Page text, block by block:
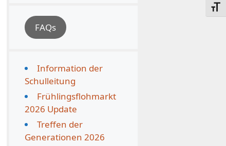
FAQs
Information der
Schulleitung
Frühlingsflohmarkt
2026 Update
Treffen der
Generationen 2026